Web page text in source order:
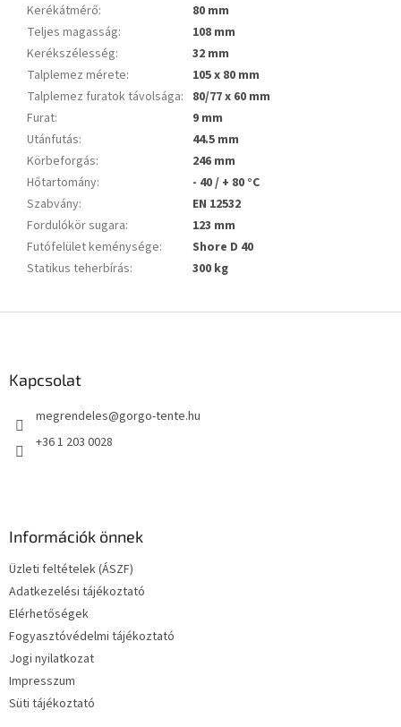
Kerékátmérő:
80 mm
Teljes magasság:
108 mm
Kerékszélesség:
32 mm
Talplemez mérete:
105 x 80 mm
Talplemez furatok távolsága: 80/77 x 60 mm
Furat:
9 mm
Utánfutás:
44.5 mm
Körbeforgás:
246 mm
Hőtartomány:
- 40 / + 80 °C
Szabvány:
EN 12532
Fordulókör sugara:
123 mm
Futófelület keménysége:
Shore D 40
Statikus teherbírás: 300 kg
Kapcsolat
megrendeles@gorgo-tente.hu
+36 1 203 0028
Információk önnek
Üzleti feltételek (ÁSZF)
Adatkezelési tájékoztató
Elérhetőségek
Fogyasztóvédelmi tájékoztató
Jogi nyilatkozat
Impresszum
Süti tájékoztató